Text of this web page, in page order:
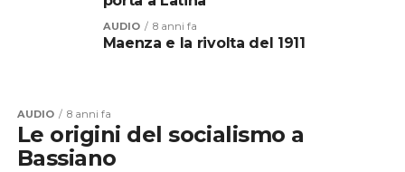
AUDIO 8 anni fa
Maenza e la rivolta del 1911
AUDIO 8 anni fa
Le origini del socialismo a
Bassiano